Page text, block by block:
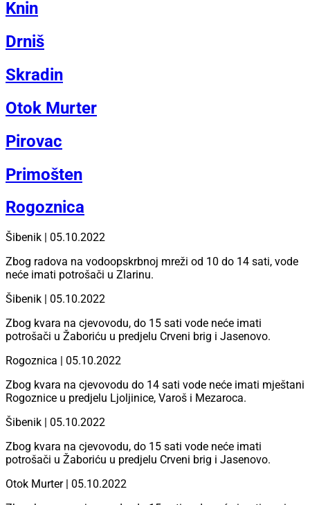
Knin
Drniš
Skradin
Otok Murter
Pirovac
Primošten
Rogoznica
Šibenik | 05.10.2022
Zbog radova na vodoopskrbnoj mreži od 10 do 14 sati, vode
neće imati potrošači u Zlarinu.
Šibenik | 05.10.2022
Zbog kvara na cjevovodu, do 15 sati vode neće imati
potrošači u Žaboriću u predjelu Crveni brig i Jasenovo.
Rogoznica | 05.10.2022
Zbog kvara na cjevovodu do 14 sati vode neće imati mještani
Rogoznice u predjelu Ljoljinice, Varoš i Mezaroca.
Šibenik | 05.10.2022
Zbog kvara na cjevovodu, do 15 sati vode neće imati
potrošači u Žaboriću u predjelu Crveni brig i Jasenovo.
Otok Murter | 05.10.2022